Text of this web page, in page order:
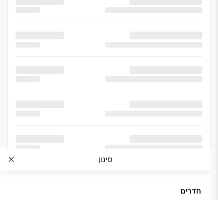
סינון
חדרים